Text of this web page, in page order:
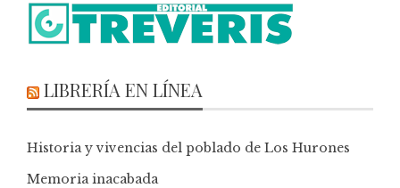
LIBRERÍA EN LÍNEA
Historia y vivencias del poblado de Los Hurones
Memoria inacabada